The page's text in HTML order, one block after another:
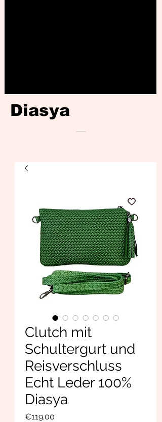
Diasya
Clutch mit
Schultergurt und
Reisverschluss
Echt Leder 100%
Diasya
€119.00